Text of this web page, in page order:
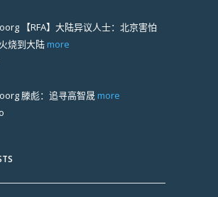
【RFA】大陆异议人士：北京害怕
烧到大陆 more
滕彪：追寻高智晟 more